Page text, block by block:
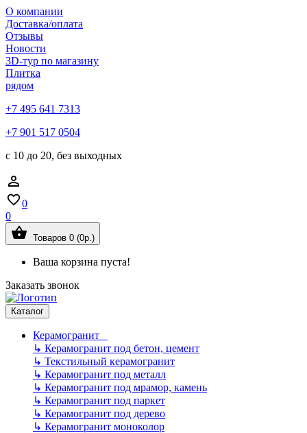
О компании
Доставка/оплата
Отзывы
Новости
3D-тур по магазину
Плитка
рядом
+7 495 641 7313
+7 901 517 0504
с 10 до 20, без выходных
0
0
Товаров 0 (0р.)
Ваша корзина пуста!
Заказать звонок
Каталог
Керамогранит
↳ Керамогранит под бетон, цемент
↳ Текстильный керамогранит
↳ Керамогранит под металл
↳ Керамогранит под мрамор, камень
↳ Керамогранит под паркет
↳ Керамогранит под дерево
↳ Керамогранит моноколор